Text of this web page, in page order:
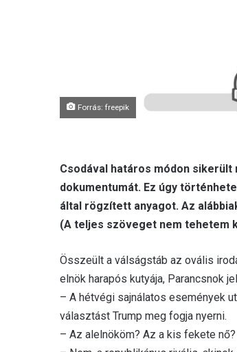
Forrás: freepik
Csodával határos módon
dokumentumát. Ez úgy
által rögzített anyagot. Az
(A teljes szöveget nem tehetem
Összeült a válságstáb az ovális
elnök harapós kutyája, Parancsnok
– A hétvégi sajnálatos események
választást Trump meg fogja nyerni.
– Az alelnököm? Az a kis fekete